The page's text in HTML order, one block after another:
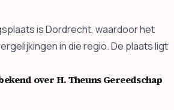
is Dordrecht, waardoor het
in die regio. De plaats ligt
over H. Theuns Gereedschap